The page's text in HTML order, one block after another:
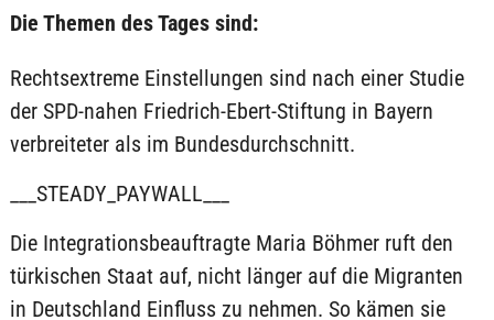
Die Themen des Tages sind:
Rechtsextreme Einstellungen sind nach einer Studie
der SPD-nahen Friedrich-Ebert-Stiftung in Bayern
verbreiteter als im Bundesdurchschnitt.
___STEADY_PAYWALL___
Die Integrationsbeauftragte Maria Böhmer ruft den
türkischen Staat auf, nicht länger auf die Migranten
in Deutschland Einfluss zu nehmen. So kämen sie